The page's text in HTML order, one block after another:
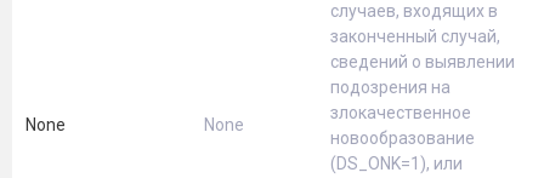
None None
случаев, входящих в
законченный случай,
сведений о выявлении
подозрения на
злокачественное
новообразование
(DS_ONK=1), или